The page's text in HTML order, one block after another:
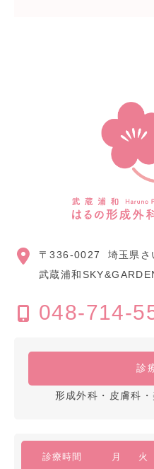
〒336-0027
埼玉県
武蔵浦和
048-714-
診
形成外科・皮膚科
診療時間 月 火